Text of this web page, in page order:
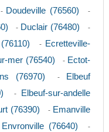
- Doudeville (76560) -
- Duclair (76480) -
- Ecretteville-
mer (76540) - Ectot-
(76970) -
Elbeuf
-
Elbeuf-sur-andelle
(76390) - Emanville
Envronville (76640) -